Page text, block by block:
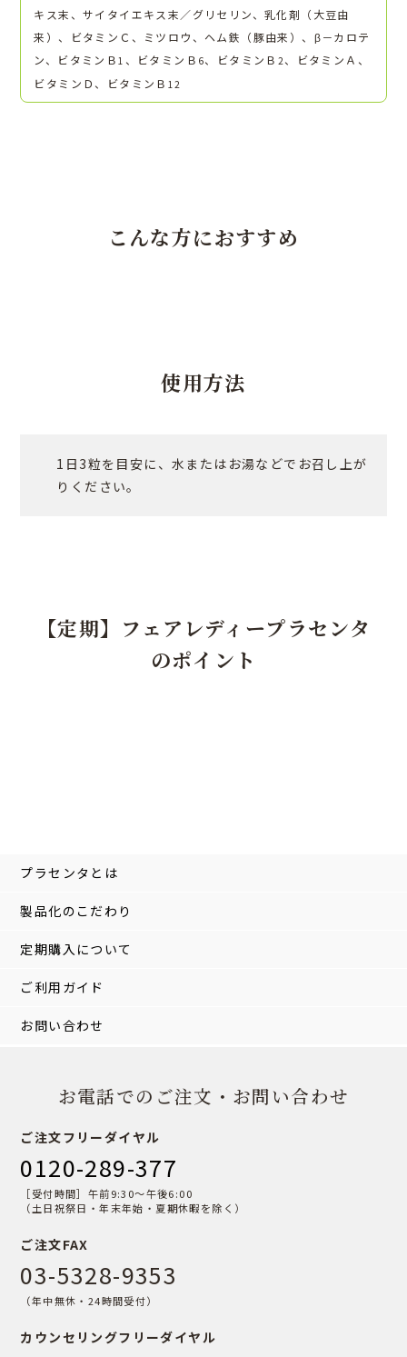
キス末、サイタイエキス末／グリセリン、乳化剤（大豆由
来）、ビタミンＣ、ミツロウ、ヘム鉄（豚由来）、β－カロテ
ン、ビタミンＢ1 、ビタミンＢ 6、ビタミンＢ 2 、ビタミンＡ、
ビタミンＤ、ビタミンＢ 12
こんな方におすすめ
使用方法
1日3粒を目安に、水またはお湯などでお召し上が
りください。
【定期】フェアレディープラセンタ
のポイント
プラセンタとは
製品化のこだわり
定期購入について
ご利用ガイド
お問い合わせ
お電話でのご注文・お問い合わせ
ご注文フリーダイヤル
0120-289-377
［受付時間］午前9:30〜午後6:00
（土日祝祭日・年末年始・夏期休暇を除く）
ご注文FAX
03-5328-9353
（年中無休・24時間受付）
カウンセリングフリーダイヤル